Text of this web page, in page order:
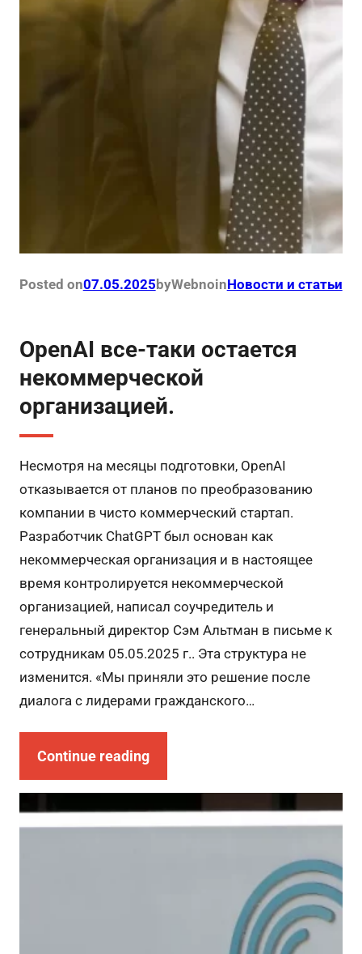
Posted on07.05.2025 byWebnoinНовости и статьи
OpenAI все-таки остается
некоммерческой
организацией.
Несмотря на месяцы подготовки, OpenAI
отказывается от планов по преобразованию
компании в чисто коммерческий стартап.
Разработчик ChatGPT был основан как
некоммерческая организация и в настоящее
время контролируется некоммерческой
организацией, написал соучредитель и
генеральный директор Сэм Альтман в письме к
сотрудникам 05.05.2025 г.. Эта структура не
изменится. «Мы приняли это решение после
диалога с лидерами гражданского…
Continue reading